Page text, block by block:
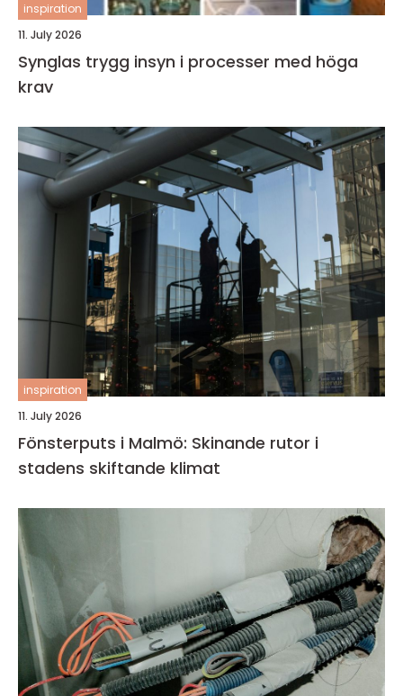
inspiration
11. July 2026
Synglas trygg insyn i processer med höga
krav
inspiration
11. July 2026
Fönsterputs i Malmö: Skinande rutor i
stadens skiftande klimat